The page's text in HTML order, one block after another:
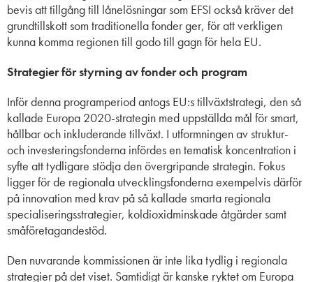
bevis att tillgång till lånelösningar som EFSI också kräver det
grundtillskott som traditionella fonder ger, för att verkligen
kunna komma regionen till godo till gagn för hela EU.
Strategier för styrning av fonder och program
Inför denna programperiod antogs EU:s tillväxtstrategi, den så
kallade Europa 2020-strategin med uppställda mål för smart,
hållbar och inkluderande tillväxt. I utformningen av struktur-
och investeringsfonderna infördes en tematisk koncentration i
syfte att tydligare stödja den övergripande strategin. Fokus
ligger för de regionala utvecklingsfonderna exempelvis därför
på innovation med krav på så kallade smarta regionala
specialiseringsstrategier, koldioxidminskade åtgärder samt
småföretagandestöd.
Den nuvarande kommissionen är inte lika tydlig i regionala
strategier på det viset. Samtidigt är kanske ryktet om Europa